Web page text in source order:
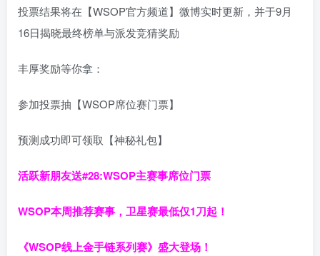
投票结果将在【WSOP官方频道】微博实时更新，并于9月
16日揭晓最终榜单与派发竞猜奖励
丰厚奖励等你拿：
参加投票抽【WSOP席位赛门票】
预测成功即可领取【神秘礼包】
活跃新朋友送#28:WSOP主赛事席位门票
WSOP本周推荐赛事，卫星赛最低仅1刀起！
《WSOP线上金手链系列赛》 盛大登场！